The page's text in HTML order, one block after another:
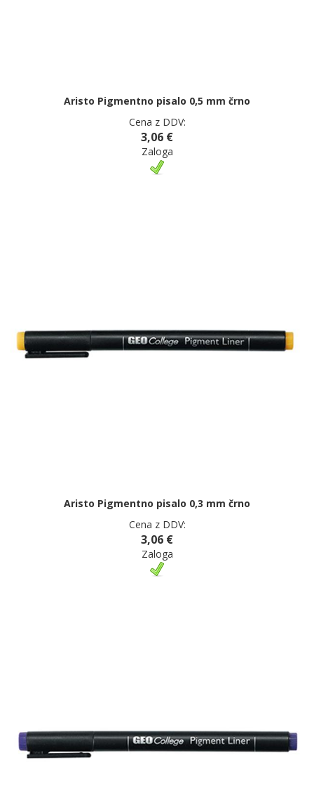
Aristo Pigmentno pisalo 0,5 mm črno
Cena z DDV:
3,06 €
Zaloga
Aristo Pigmentno pisalo 0,3 mm črno
Cena z DDV:
3,06 €
Zaloga